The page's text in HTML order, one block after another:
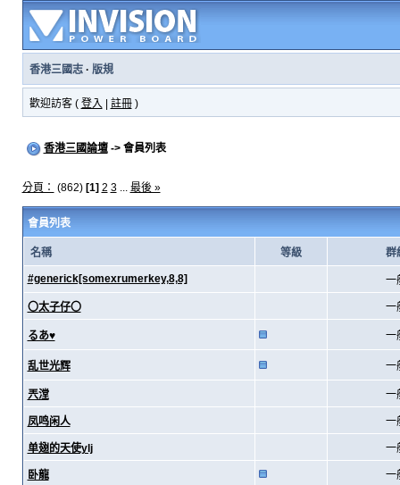
香港三國志· 版規
歡迎訪客 ( 登入 註冊)
香港三國論壇-> 會員列表
分頁： (862) [1] 2 3... 最後 »
會員列表
名稱 等級 群
#generick[somexrumerkey,8,8] 一
〇太子仔〇 一
るあ♥ 一
乱世光辉 一
兲漟 一
凤鸣闲人 一
单翅的天使ylj 一
卧龍 一